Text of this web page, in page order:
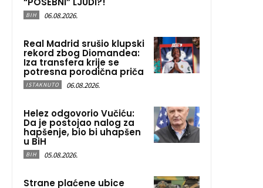
BIH 06.08.2026.
Real Madrid srušio klupski
rekord zbog Diomandea:
Iza transfera krije se
potresna porodična priča
ISTAKNUTO 06.08.2026.
Helez odgovorio Vučiću:
Da je postojao nalog za
hapšenje, bio bi uhapšen
u BiH
BIH 05.08.2026.
Strane plaćene ubice